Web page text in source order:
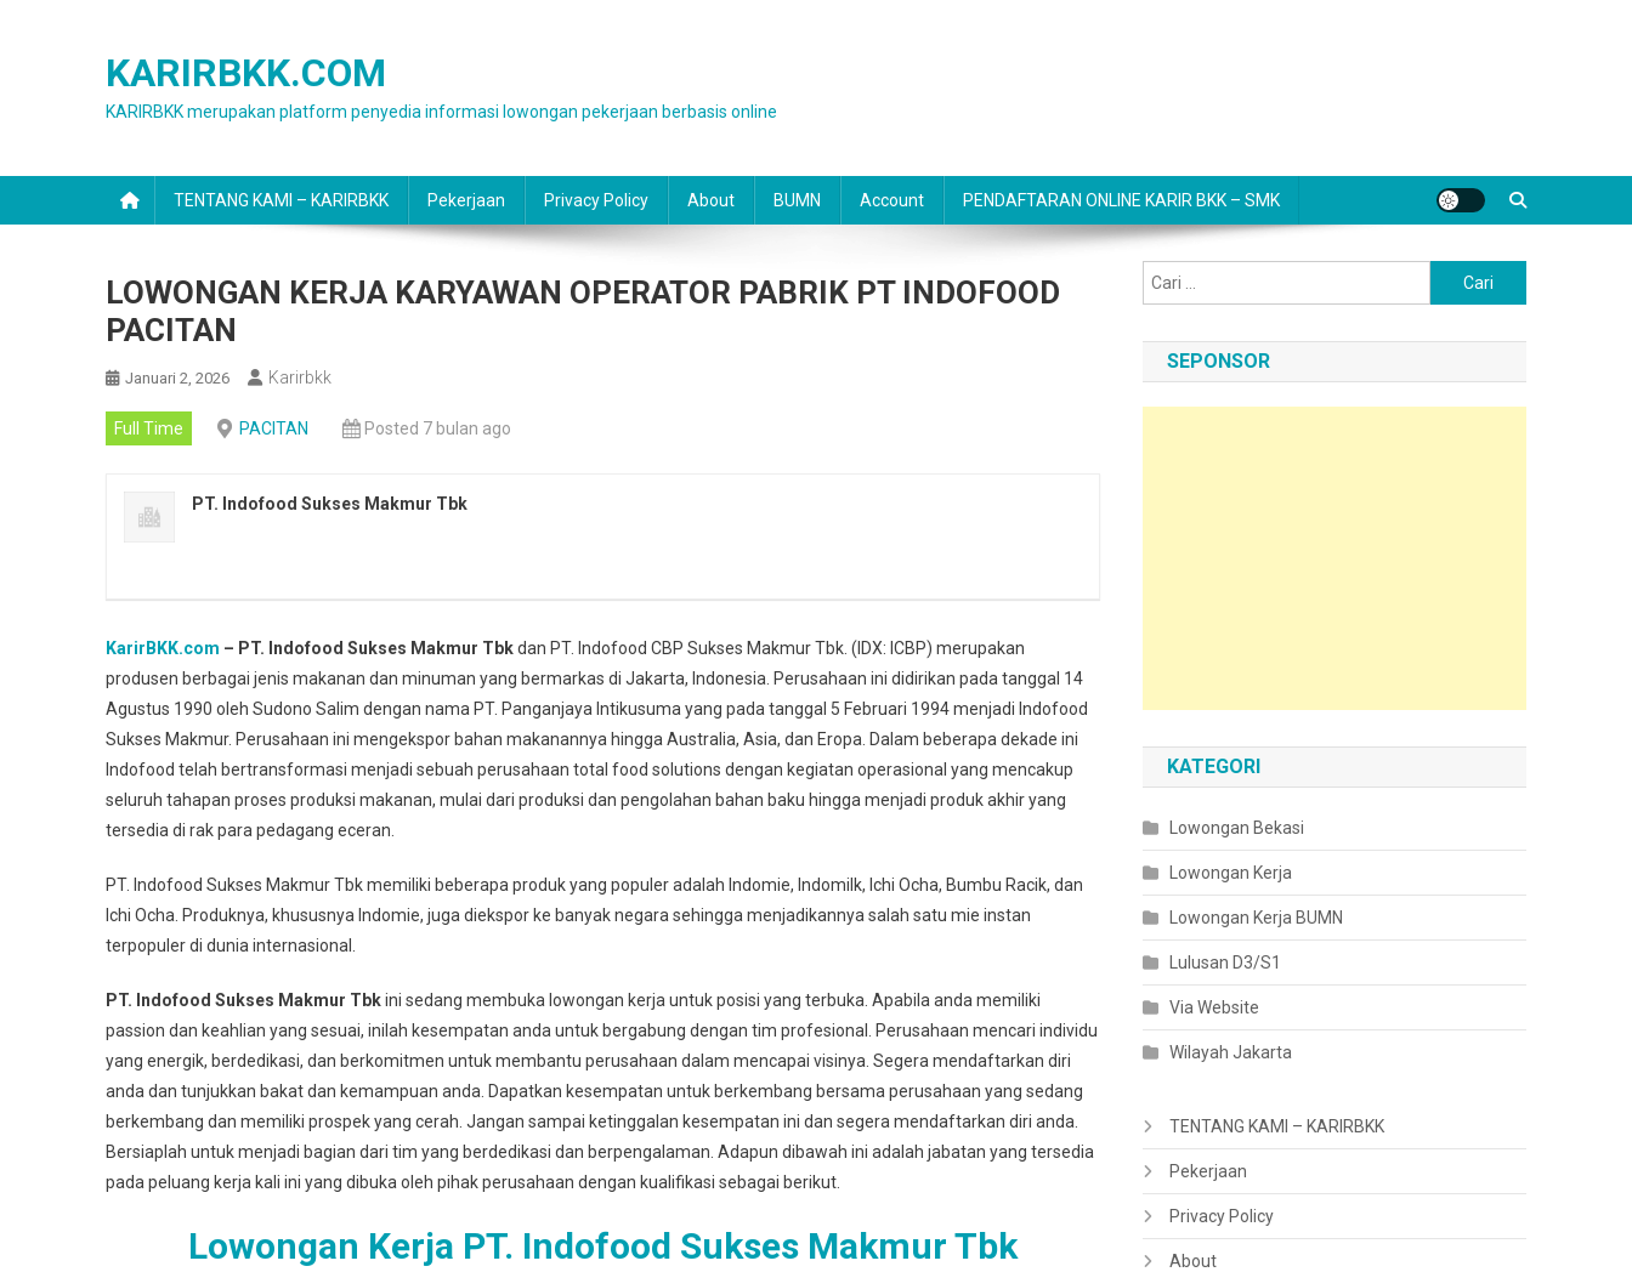
KARIRBKK.COM
KARIRBKK merupakan platform penyedia informasi lowongan pekerjaan berbasis online
TENTANG KAMI – KARIRBKK Pekerjaan Privacy Policy About BUMN Account PENDAFTARAN ONLINE KARIR BKK – SMK
LOWONGAN KERJA KARYAWAN OPERATOR PABRIK PT INDOFOOD
PACITAN
Januari 2, 2026 Karirbkk
Full Time PACITAN Posted 7 bulan ago
PT. Indofood Sukses Makmur Tbk
KarirBKK.com – PT. Indofood Sukses Makmur Tbkdan PT. Indofood CBP Sukses Makmur Tbk. (IDX: ICBP) merupakan
produsen berbagai jenis makanan dan minuman yang bermarkas di Jakarta, Indonesia. Perusahaan ini didirikan pada tanggal 14
Agustus 1990 oleh Sudono Salim dengan nama PT. Panganjaya Intikusuma yang pada tanggal 5 Februari 1994 menjadi Indofood
Sukses Makmur. Perusahaan ini mengekspor bahan makanannya hingga Australia, Asia, dan Eropa. Dalam beberapa dekade ini
Indofood telah bertransformasi menjadi sebuah perusahaan total food solutions dengan kegiatan operasional yang mencakup
seluruh tahapan proses produksi makanan, mulai dari produksi dan pengolahan bahan baku hingga menjadi produk akhir yang
tersedia di rak para pedagang eceran.
PT. Indofood Sukses Makmur Tbk memiliki beberapa produk yang populer adalah Indomie, Indomilk, Ichi Ocha, Bumbu Racik, dan
Ichi Ocha. Produknya, khususnya Indomie, juga diekspor ke banyak negara sehingga menjadikannya salah satu mie instan
terpopuler di dunia internasional.
PT. Indofood Sukses Makmur Tbkini sedang membuka lowongan kerja untuk posisi yang terbuka. Apabila anda memiliki
passion dan keahlian yang sesuai, inilah kesempatan anda untuk bergabung dengan tim profesional. Perusahaan mencari individu
yang energik, berdedikasi, dan berkomitmen untuk membantu perusahaan dalam mencapai visinya. Segera mendaftarkan diri
anda dan tunjukkan bakat dan kemampuan anda. Dapatkan kesempatan untuk berkembang bersama perusahaan yang sedang
berkembang dan memiliki prospek yang cerah. Jangan sampai ketinggalan kesempatan ini dan segera mendaftarkan diri anda.
Bersiaplah untuk menjadi bagian dari tim yang berdedikasi dan berpengalaman. Adapun dibawah ini adalah jabatan yang tersedia
pada peluang kerja kali ini yang dibuka oleh pihak perusahaan dengan kualifikasi sebagai berikut.
Lowongan Kerja PT. Indofood Sukses Makmur Tbk
untuk:
SEPONSOR
KATEGORI
Lowongan Bekasi
Lowongan Kerja
Lowongan Kerja BUMN
Lulusan D3/S1
Via Website
Wilayah Jakarta
TENTANG KAMI – KARIRBKK
Pekerjaan
Privacy Policy
About